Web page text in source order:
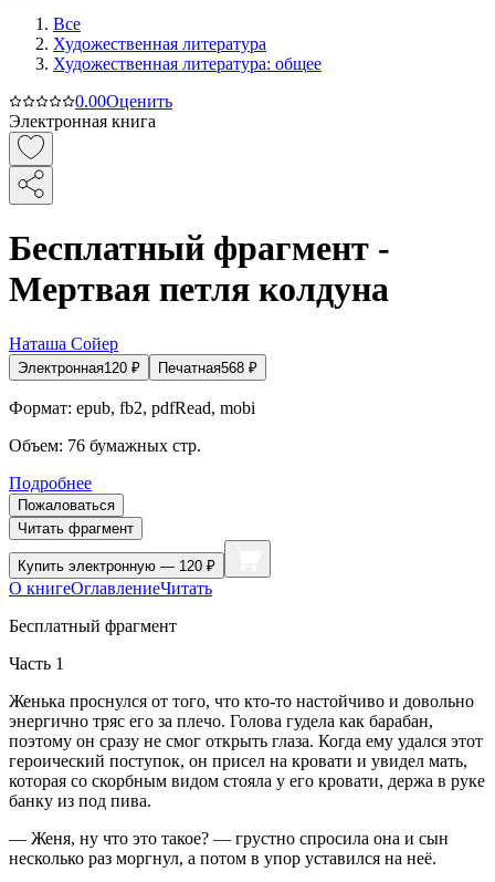
Все
Художественная литература
Художественная литература: общее
0.00Оценить
Электронная книга
Бесплатный фрагмент -
Мертвая петля колдуна
Наташа Сойер
Электронная120 ₽ Печатная568 ₽
Формат: epub, fb2, pdfRead, mobi
Объем: 76 бумажных стр.
Подробнее
Пожаловаться
Читать фрагмент
Купить электронную — 120 ₽
О книгеОглавлениеЧитать
Бесплатный фрагмент
Часть 1
Женька проснулся от того, что кто-то настойчиво и довольно
энергично тряс его за плечо. Голова гудела как барабан,
поэтому он сразу не смог открыть глаза. Когда ему удался этот
героический поступок, он присел на кровати и увидел мать,
которая со скорбным видом стояла у его кровати, держа в руке
банку из под пива.
— Женя, ну что это такое? — грустно спросила она и сын
несколько раз моргнул, а потом в упор уставился на неё.